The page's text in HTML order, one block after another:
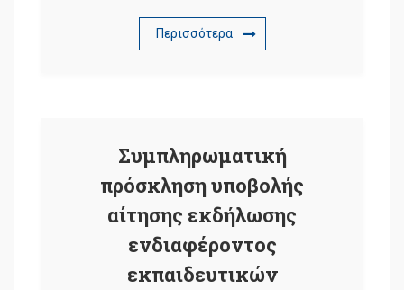
Περισσότερα
Συμπληρωματική
πρόσκληση υποβολής
αίτησης εκδήλωσης
ενδιαφέροντος
εκπαιδευτικών